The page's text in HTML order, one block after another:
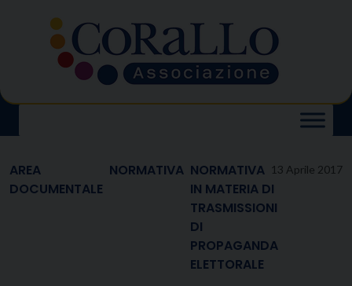
content
13 Aprile 2017
AREA
DOCUMENTALE
NORMATIVA NORMATIVA
IN MATERIA DI
TRASMISSIONI
DI
PROPAGANDA
ELETTORALE